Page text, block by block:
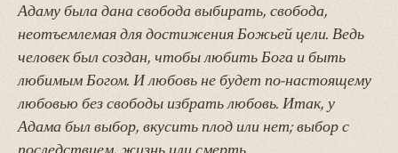
Адаму была дана свобода выбирать, свобода,
неотъемлемая для достижения Божьей цели. Ведь
человек был создан, чтобы любить Бога и быть
любимым Богом. И любовь не будет по-настоящему
любовью без свободы избрать любовь. Итак, у
Адама был выбор, вкусить плод или нет; выбор с